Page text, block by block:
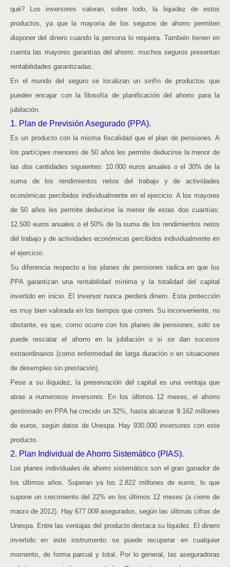
qué? Los inversores valoran, sobre todo, la liquidez de estos
productos, ya que la mayoría de los seguros de ahorro permiten
disponer del dinero cuando la persona lo requiera. También tienen en
cuenta las mayores garantías del ahorro: muchos seguros presentan
rentabilidades garantizadas.
En el mundo del seguro se localizan un sinfín de productos que
pueden encajar con la filosofía de planificación del ahorro para la
jubilación.
1. Plan de Previsión Asegurado (PPA).
Es un producto con la misma fiscalidad que el plan de pensiones. A
los partícipes menores de 50 años les permite deducirse la menor de
las dos cantidades siguientes: 10.000 euros anuales o el 30% de la
suma de los rendimientos netos del trabajo y de actividades
económicas percibidos individualmente en el ejercicio. A los mayores
de 50 años les permite deducirse la menor de estas dos cuantías:
12.500 euros anuales o el 50% de la suma de los rendimientos netos
del trabajo y de actividades económicas percibidos individualmente en
el ejercicio.
Su diferencia respecto a los planes de pensiones radica en que los
PPA garantizan una rentabilidad mínima y la totalidad del capital
invertido en inicio. El inversor nunca perderá dinero. Esta protección
es muy bien valorada en los tiempos que corren. Su inconveniente, no
obstante, es que, como ocurre con los planes de pensiones, solo se
puede rescatar el ahorro en la jubilación o si se dan sucesos
extraordinarios (como enfermedad de larga duración o en situaciones
de desempleo sin prestación).
Pese a su iliquidez, la preservación del capital es una ventaja que
atrae a numerosos inversores. En los últimos 12 meses, el ahorro
gestionado en PPA ha crecido un 32%, hasta alcanzar 9.162 millones
de euros, según datos de Unespa. Hay 930.000 inversores con este
producto.
2. Plan Individual de Ahorro Sistemático (PIAS).
Los planes individuales de ahorro sistemático son el gran ganador de
los últimos años. Superan ya los 2.822 millones de euros, lo que
supone un crecimiento del 22% en los últimos 12 meses (a cierre de
marzo de 2012). Hay 677.009 asegurados, según las últimas cifras de
Unespa. Entre las ventajas del producto destaca su liquidez. El dinero
invertido en este instrumento se puede recuperar en cualquier
momento, de forma parcial y total. Por lo general, las aseguradoras